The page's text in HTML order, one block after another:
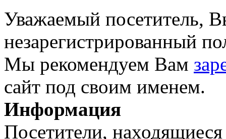
Уважаемый посетитель,
незарегистрированный
Мы рекомендуем Вам
сайт под своим именем.
Информация
Посетители,